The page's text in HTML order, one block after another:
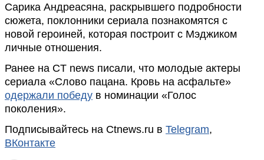
Сарика Андреасяна, раскрывшего подробности
сюжета, поклонники сериала познакомятся с
новой героиней, которая построит с Мэджиком
личные отношения.
Ранее на CT news писали, что молодые актеры
сериала «Слово пацана. Кровь на асфальте»
одержали победу в номинации «Голос
поколения».
Подписывайтесь на Ctnews.ru в Telegram,
ВКонтакте